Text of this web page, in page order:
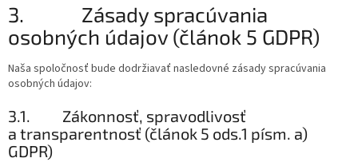
3. Zásady spracúvania
osobných údajov (článok 5 GDPR)
Naša spoločnosť bude dodržiavať nasledovné zásady spracúvania
osobných údajov:
3.1. Zákonnosť, spravodlivosť
a transparentnosť (článok 5 ods.1 písm. a)
GDPR)